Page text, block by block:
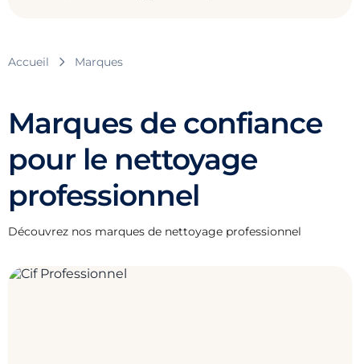
Accueil Marques
Marques de confiance
pour le nettoyage
professionnel
Découvrez nos marques de nettoyage professionnel